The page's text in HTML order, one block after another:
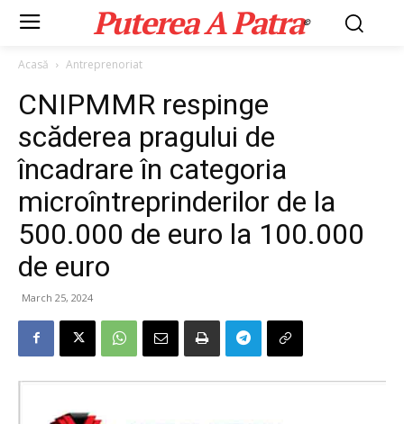
Puterea A Patra©
Acasă Antreprenoriat
CNIPMMR respinge
scăderea pragului de
încadrare în categoria
microîntreprinderilor de la
500.000 de euro la 100.000
de euro
March 25, 2024